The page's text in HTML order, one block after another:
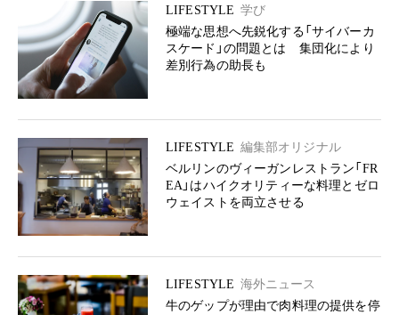
LIFESTYLE 学び
極端な思想へ先鋭化する「サイバーカ
スケード」の問題とは 集団化により
差別行為の助長も
LIFESTYLE 編集部オリジナル
ベルリンのヴィーガンレストラン「FR
EA」はハイクオリティーな料理とゼロ
ウェイストを両立させる
LIFESTYLE 海外ニュース
牛のゲップが理由で肉料理の提供を停